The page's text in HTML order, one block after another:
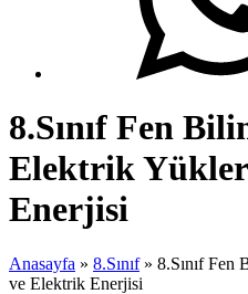
8.Sınıf Fen
Elektrik
Enerjisi
Anasayfa » 8.Sınıf » 8.Sınıf
ve Elektrik Enerjisi